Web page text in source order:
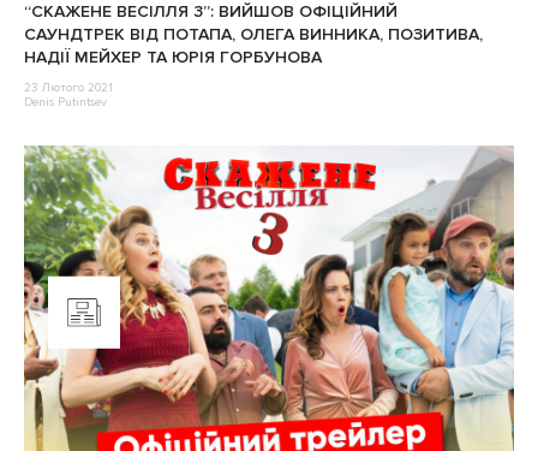
“СКАЖЕНЕ ВЕСІЛЛЯ 3”: ВИЙШОВ ОФІЦІЙНИЙ
САУНДТРЕК ВІД ПОТАПА, ОЛЕГА ВИННИКА, ПОЗИТИВА,
НАДІЇ МЕЙХЕР ТА ЮРІЯ ГОРБУНОВА
23 Лютого 2021
Denis Putintsev